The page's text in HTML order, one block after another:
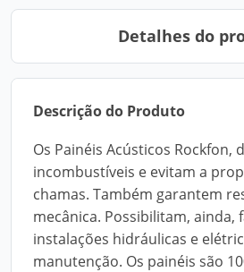
Detalhes do
Descrição do Produto
Os Painéis Acústicos Rockfon,
incombustíveis e evitam a
chamas. Também garantem
mecânica. Possibilitam, ainda,
instalações hidráulicas e
manutenção. Os painéis são